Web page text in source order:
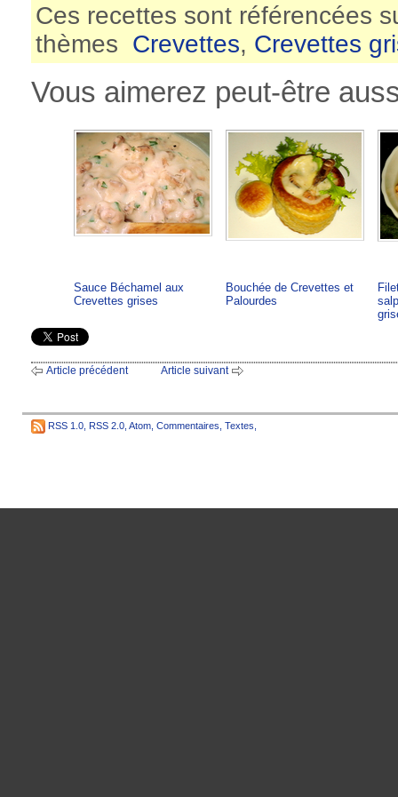
Ces recettes sont référencées
thèmes Crevettes, Crevettes
Vous aimerez peut-être
Sauce Béchamel aux
Crevettes grises
Bouchée de Crevettes et
Palourdes
Article précédent Article suivant
RSS 1.0 RSS 2.0 Atom Commentaires Textes